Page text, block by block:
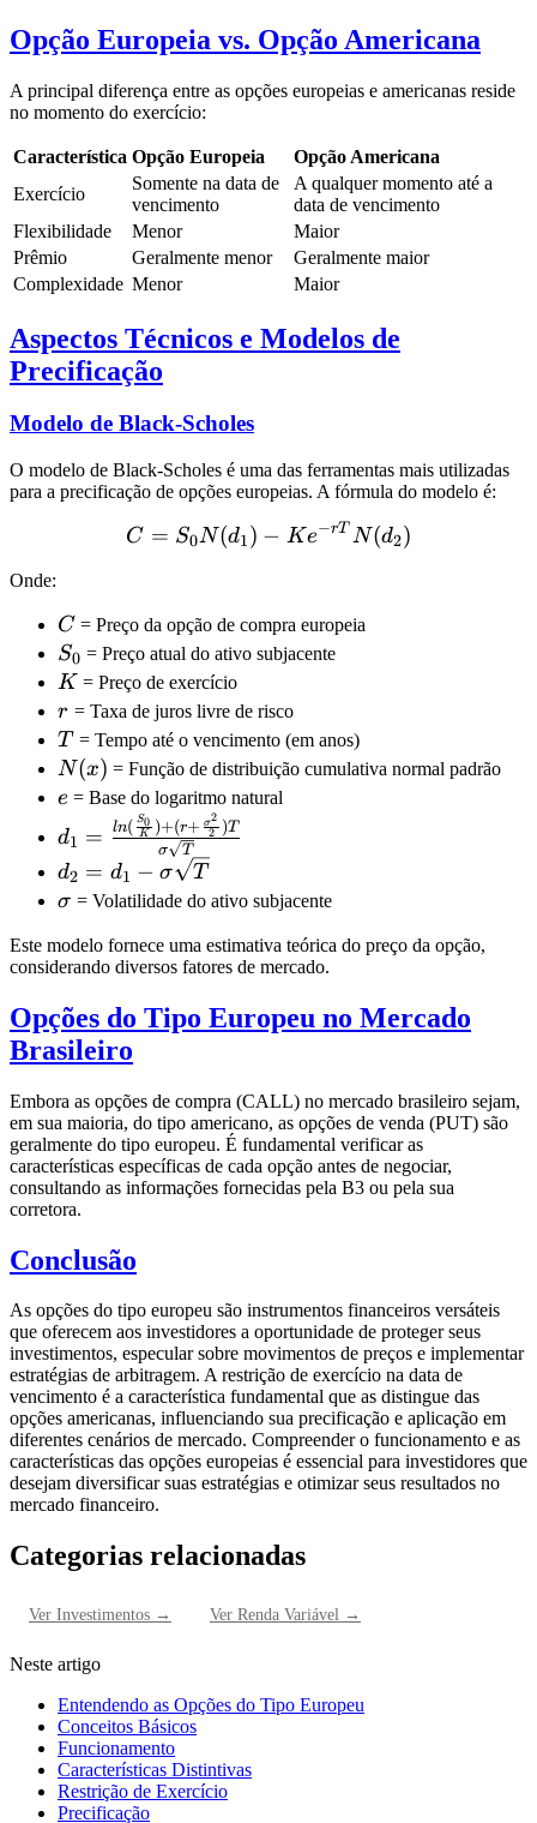
Opção Europeia vs. Opção Americana
A principal diferença entre as opções europeias e americanas reside
no momento do exercício:
Característica Opção Europeia
Opção Americana
Exercício
Somente na data de
vencimento
A qualquer momento até a
data de vencimento
Flexibilidade
Menor
Maior
Prêmio
Geralmente menor
Geralmente maior
Complexidade Menor Maior
Aspectos Técnicos e Modelos de
Precificação
Modelo de Black-Scholes
O modelo de Black-Scholes é uma das ferramentas mais utilizadas
para a precificação de opções europeias. A fórmula do modelo é:
C = S_0N(d_1) - Ke^{-
C = S0N(d1) − Ke−rT N(d2)
Onde:
C
C = Preço da opção de compra europeia
S_0
S0 = Preço atual do ativo subjacente
K
K = Preço de exercício
r
r = Taxa de juros livre de risco
T
T = Tempo até o vencimento (em anos)
N(x)
N(x) = Função de distribuição cumulativa normal padrão
e
e = Base do logaritmo natural
d_1 =
\frac{ln(\frac{S_0}
{K}) + (r +
\frac{\sigma^2}
{2})T}
{\sigma\sqrt{T}}
d1 =
σ T
ln( K
S0 )+(r+ 2
σ2
)T
d_2 = d_1 -
\sigma\sqrt{T}
d2 = d1 − σ T
\sigma
σ = Volatilidade do ativo subjacente
Este modelo fornece uma estimativa teórica do preço da opção,
considerando diversos fatores de mercado.
Opções do Tipo Europeu no Mercado
Brasileiro
Embora as opções de compra (CALL) no mercado brasileiro sejam,
em sua maioria, do tipo americano, as opções de venda (PUT) são
geralmente do tipo europeu. É fundamental verificar as
características específicas de cada opção antes de negociar,
consultando as informações fornecidas pela B3 ou pela sua
corretora.
Conclusão
As opções do tipo europeu são instrumentos financeiros versáteis
que oferecem aos investidores a oportunidade de proteger seus
investimentos, especular sobre movimentos de preços e implementar
estratégias de arbitragem. A restrição de exercício na data de
vencimento é a característica fundamental que as distingue das
opções americanas, influenciando sua precificação e aplicação em
diferentes cenários de mercado. Compreender o funcionamento e as
características das opções europeias é essencial para investidores que
desejam diversificar suas estratégias e otimizar seus resultados no
mercado financeiro.
Categorias relacionadas
Ver Investimentos → Ver Renda Variável →
Neste artigo
Entendendo as Opções do Tipo Europeu
Conceitos Básicos
Funcionamento
Características Distintivas
Restrição de Exercício
Precificação